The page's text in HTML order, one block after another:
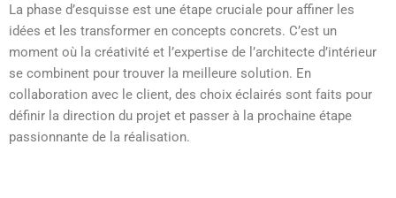
La phase d’esquisse est une étape cruciale pour affiner les
idées et les transformer en concepts concrets. C’est un
moment où la créativité et l’expertise de l’architecte d’intérieur
se combinent pour trouver la meilleure solution. En
collaboration avec le client, des choix éclairés sont faits pour
définir la direction du projet et passer à la prochaine étape
passionnante de la réalisation.